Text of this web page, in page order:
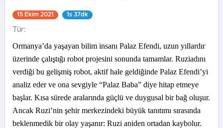
15 Ekim 2021 1s 37dk
Tür:
Ormanya’da yaşayan bilim insanı Palaz Efendi, uzun yıllardır
üzerinde çalıştığı robot projesini sonunda tamamlar. Ruziadını
verdiği bu gelişmiş robot, aktif hale geldiğinde Palaz Efendi’yi
analiz eder ve ona sevgiyle “Palaz Baba” diye hitap etmeye
başlar. Kısa sürede aralarında güçlü ve duygusal bir bağ oluşur.
Ancak Ruzi’nin şehir merkezindeki büyük tanıtımı sırasında
beklenmedik bir olay yaşanır: Ruzi aniden ortadan kaybolur.